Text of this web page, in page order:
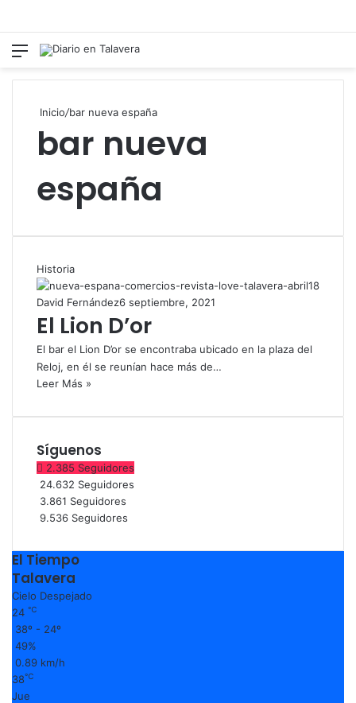
Menú
Inicio/bar nueva españa
bar nueva
españa
Historia
David Fernández6 septiembre, 2021
El Lion D’or
El bar el Lion D’or se encontraba ubicado en la plaza del
Reloj, en él se reunían hace más de…
Leer Más »
Síguenos
2.385 Seguidores
24.632 Seguidores
3.861 Seguidores
9.536 Seguidores
El Tiempo
Talavera
Cielo Despejado
24 ℃
38º - 24º
49%
0.89 km/h
38℃
Jue